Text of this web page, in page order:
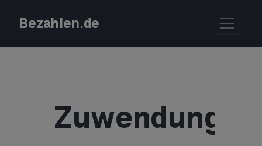
Bezahlen.de